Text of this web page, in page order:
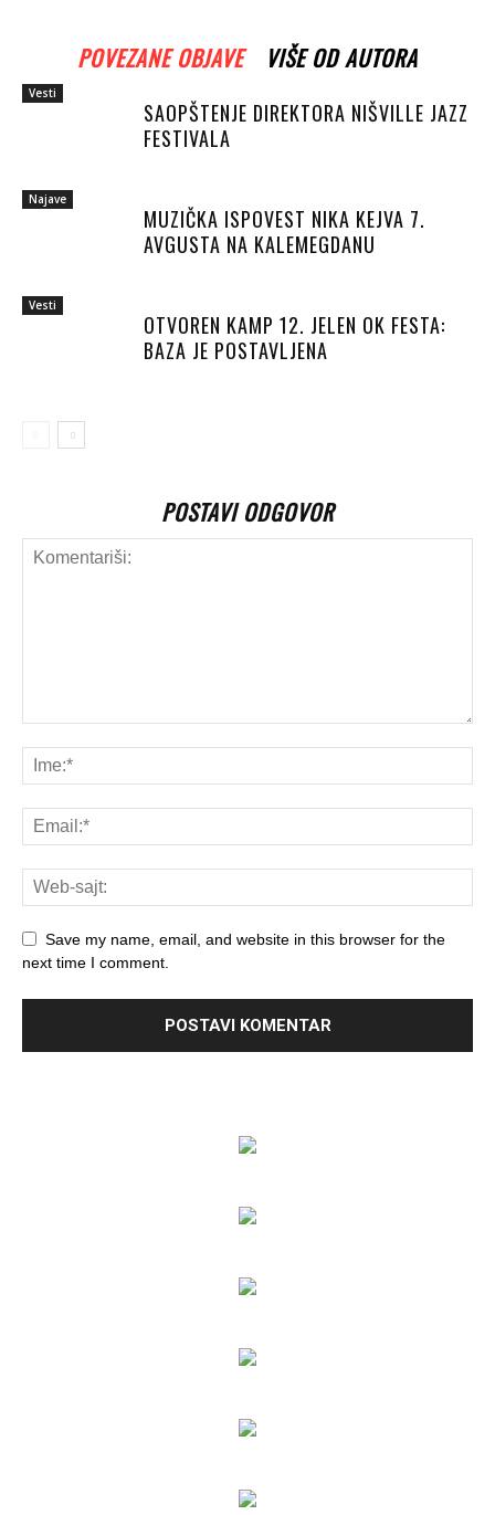
POVEZANE OBJAVE VIŠE OD AUTORA
Vesti
SAOPŠTENJE DIREKTORA NIŠVILLE JAZZ
FESTIVALA
Najave
MUZIČKA ISPOVEST NIKA KEJVA 7.
AVGUSTA NA KALEMEGDANU
Vesti
OTVOREN KAMP 12. JELEN OK FESTA:
BAZA JE POSTAVLJENA
POSTAVI ODGOVOR
Save my name, email, and website in this browser for the
next time I comment.